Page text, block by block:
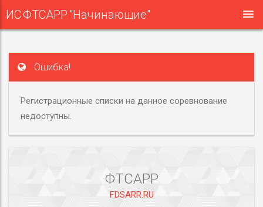
ИС ФТСАРР "Начинающие"
Ошибка!
Регистрационные списки на данное соревнование
недоступны.
ФТСАРР
FDSARR.RU